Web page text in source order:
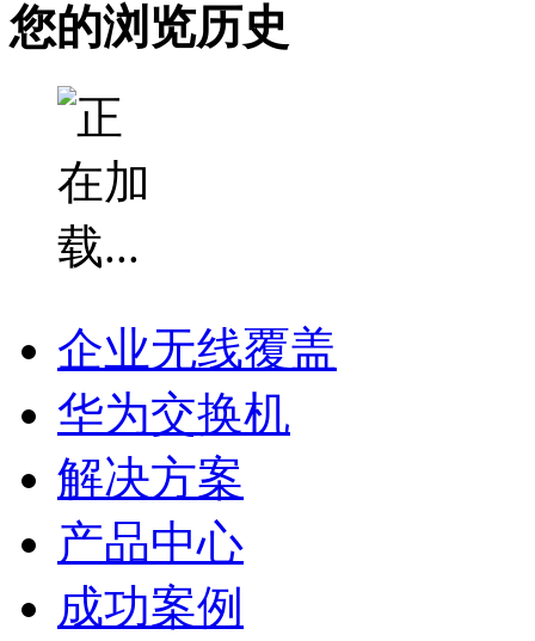
您的浏览历史
企业无线覆盖
华为交换机
解决方案
产品中心
成功案例